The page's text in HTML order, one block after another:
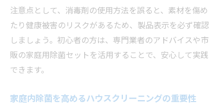
方
ウイルス対策としての清掃手順を確認
家族の安心を支える除菌テクニック
正しい消毒で家族と暮らしを安全に守る秘訣
注意点として、消毒剤の使用方法を誤ると、素材を傷め
たり健康被害のリスクがあるため、製品表示を必ず確認
しましょう。初心者の方は、専門業者のアドバイスや市
販の家庭用除菌セットを活用することで、安心して実践
できます。
家庭内除菌を高めるハウスクリーニングの重要性